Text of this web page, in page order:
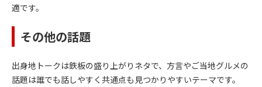
適です。
その他の話題
出身地トークは鉄板の盛り上がりネタで、方言やご当地グルメの
話題は誰でも話しやすく共通点も見つかりやすいテーマです。